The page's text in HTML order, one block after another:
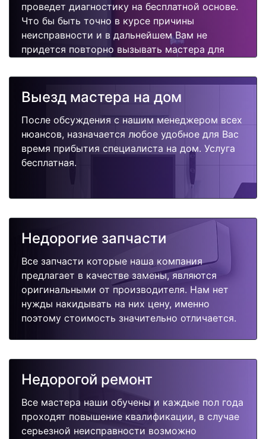
проведет диагностику на бесплатной основе.
Что бы быть точно в курсе причины
неисправности и в дальнейшем Вам не
придется повторно вызывать мастера для
Выезд мастера на дом
После обсуждения с нашим менеджером всех
нюансов, назначается любое удобное для Вас
время прибытия специалиста на дом. Услуга
бесплатная.
Недорогие запчасти
Все запчасти которые наша компания
предлагает в качестве замены, являются
оригинальными от производителя. Нам нет
нужды накидывать на них цену, именно
поэтому стоимость значительно отличается.
Недорогой ремонт
Все мастера наши обучены и каждые пол года
проходят повышение квалификации, в случае
серьезной неисправности возможно